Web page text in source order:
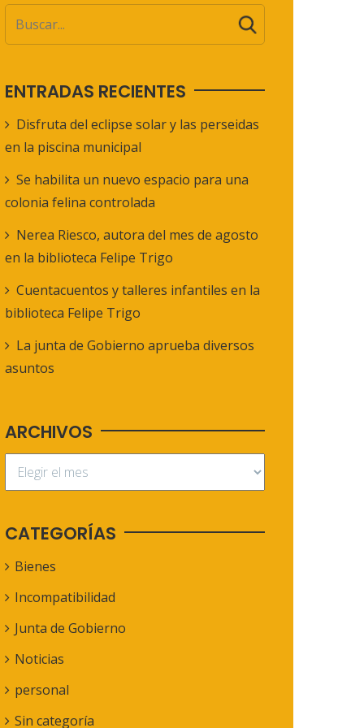
ENTRADAS RECIENTES
Disfruta del eclipse solar y las perseidas
en la piscina municipal
Se habilita un nuevo espacio para una
colonia felina controlada
Nerea Riesco, autora del mes de agosto
en la biblioteca Felipe Trigo
Cuentacuentos y talleres infantiles en la
biblioteca Felipe Trigo
La junta de Gobierno aprueba diversos
asuntos
ARCHIVOS
CATEGORÍAS
Bienes
Incompatibilidad
Junta de Gobierno
Noticias
personal
Sin categoría